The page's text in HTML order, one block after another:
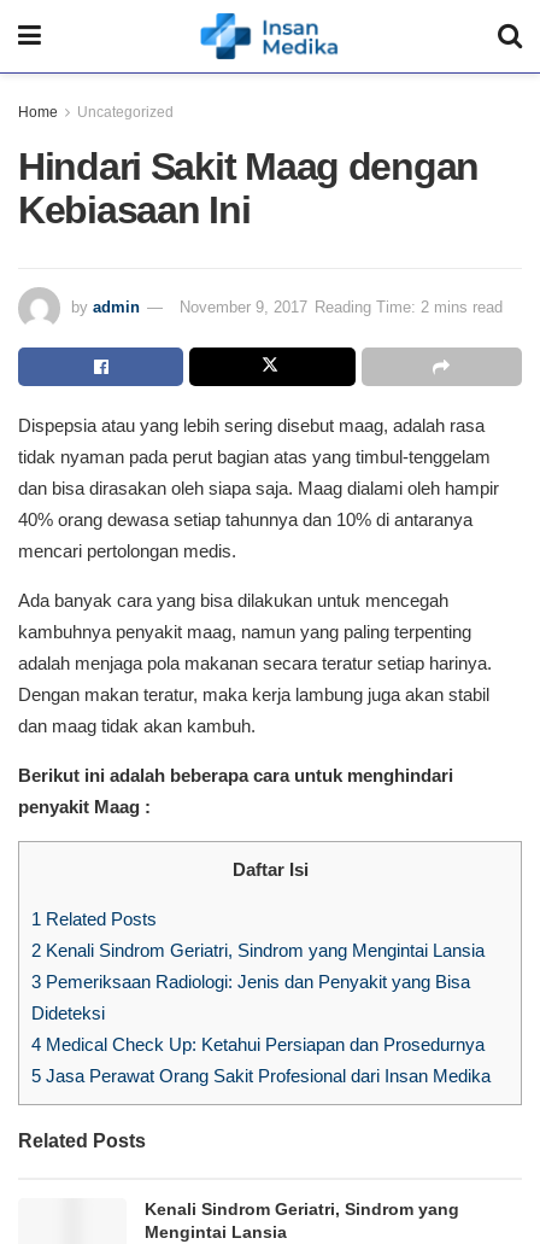
Home Uncategorized
Hindari Sakit Maag dengan
Kebiasaan Ini
by admin November 9, 2017 Reading Time: 2 mins read
Dispepsia atau yang lebih sering disebut maag, adalah rasa
tidak nyaman pada perut bagian atas yang timbul-tenggelam
dan bisa dirasakan oleh siapa saja. Maag dialami oleh hampir
40% orang dewasa setiap tahunnya dan 10% di antaranya
mencari pertolongan medis.
Ada banyak cara yang bisa dilakukan untuk mencegah
kambuhnya penyakit maag, namun yang paling terpenting
adalah menjaga pola makanan secara teratur setiap harinya.
Dengan makan teratur, maka kerja lambung juga akan stabil
dan maag tidak akan kambuh.
Berikut ini adalah beberapa cara untuk menghindari
penyakit Maag :
Daftar Isi
1 Related Posts
2 Kenali Sindrom Geriatri, Sindrom yang Mengintai Lansia
3 Pemeriksaan Radiologi: Jenis dan Penyakit yang Bisa
Dideteksi
4 Medical Check Up: Ketahui Persiapan dan Prosedurnya
5 Jasa Perawat Orang Sakit Profesional dari Insan Medika
Related Posts
Kenali Sindrom Geriatri, Sindrom yang
Mengintai Lansia